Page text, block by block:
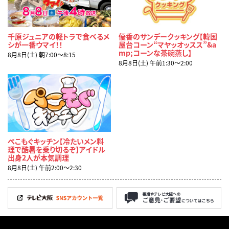
千原ジュニアの軽トラで食べるメ
シが一番ウマイ！！
8月8日(土) 朝7:00〜8:15
優香のサンデークッキング【韓国
屋台コーン“マヤッオッスス”&a
mp;コーンな茶碗蒸し】
8月8日(土) 午前1:30〜2:00
ぺこもぐキッチン【冷たいメン料
理で酷暑を乗り切るぞ】アイドル
出身2人が本気調理
8月8日(土) 午前2:00〜2:30